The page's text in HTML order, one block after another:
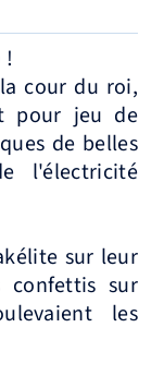
cour du roi,
pour jeu de
de belles
l'électricité
sur leur
confettis sur
les